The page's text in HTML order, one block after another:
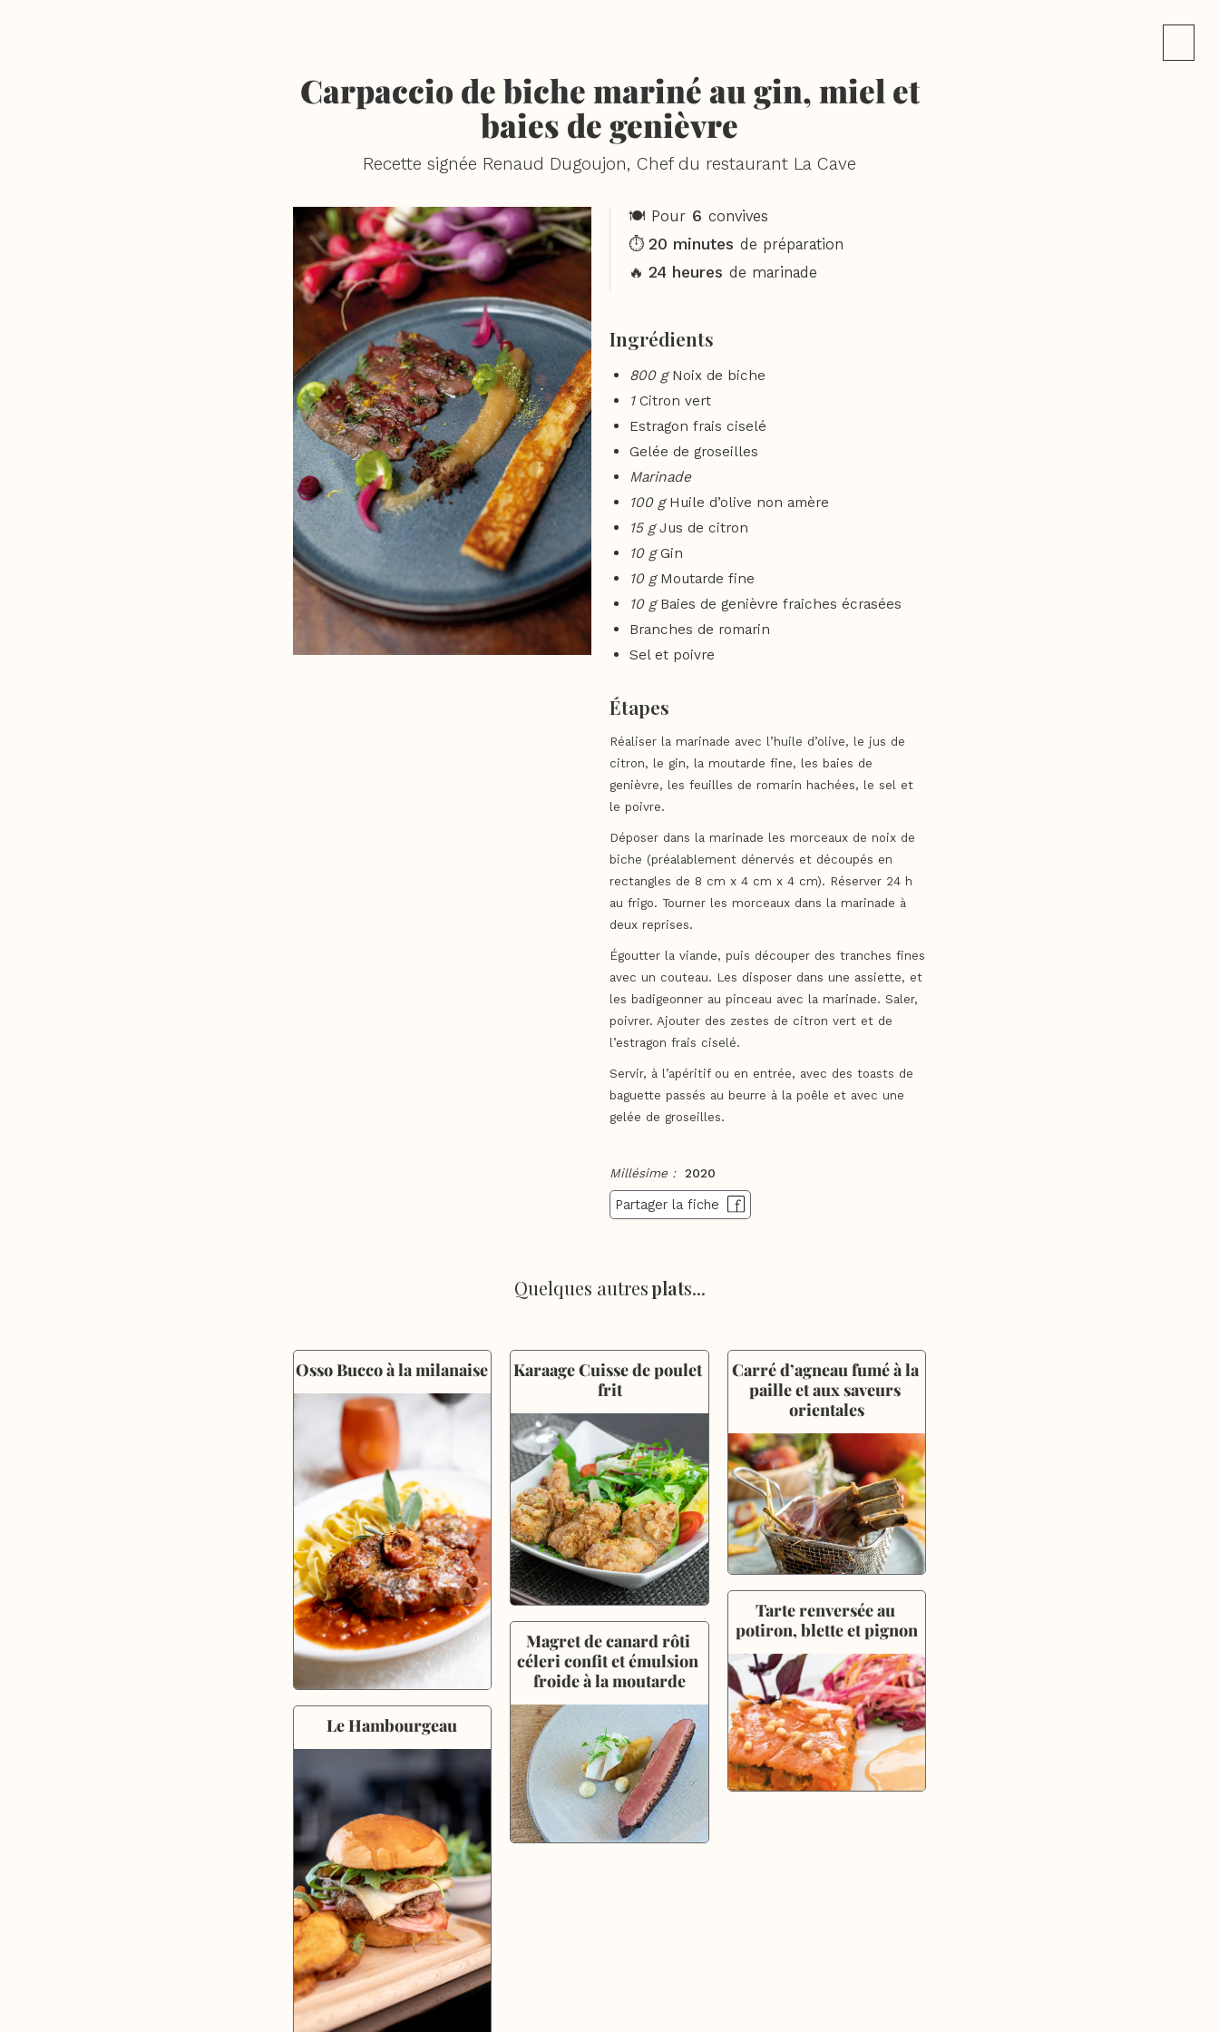
Carpaccio de biche mariné au gin, miel et
baies de genièvre
Recette signée Renaud Dugoujon, Chef du restaurant La Cave
🍽️ Pour 6 convives
⏱️ 20 minutes de préparation
🔥 24 heures de marinade
Ingrédients
800 gNoix de biche
1 Citron vert
Estragon frais ciselé
Gelée de groseilles
Marinade
100 gHuile d’olive non amère
15 gJus de citron
10 gGin
10 gMoutarde fine
10 gBaies de genièvre fraiches écrasées
Branches de romarin
Sel et poivre
Étapes
Réaliser la marinade avec l’huile d’olive, le jus de
citron, le gin, la moutarde fine, les baies de
genièvre, les feuilles de romarin hachées, le sel et
le poivre.
Déposer dans la marinade les morceaux de noix de
biche (préalablement dénervés et découpés en
rectangles de 8 cm x 4 cm x 4 cm). Réserver 24 h
au frigo. Tourner les morceaux dans la marinade à
deux reprises.
Égoutter la viande, puis découper des tranches fines
avec un couteau. Les disposer dans une assiette, et
les badigeonner au pinceau avec la marinade. Saler,
poivrer. Ajouter des zestes de citron vert et de
l’estragon frais ciselé.
Servir, à l’apéritif ou en entrée, avec des toasts de
baguette passés au beurre à la poêle et avec une
gelée de groseilles.
Millésime : 2020
Partager la fiche
Quelques autresplats...
Osso Bucco à la milanaise
Le Hambourgeau
Karaage Cuisse de poulet
frit
Magret de canard rôti
céleri confit et émulsion
froide à la moutarde
Carré d’agneau fumé à la
paille et aux saveurs
orientales
Tarte renversée au
potiron, blette et pignon